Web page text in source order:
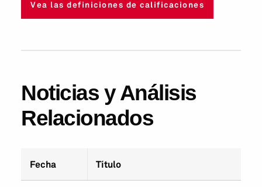
Vea las definiciones de calificaciones
Noticias y Análisis
Relacionados
Fecha Título